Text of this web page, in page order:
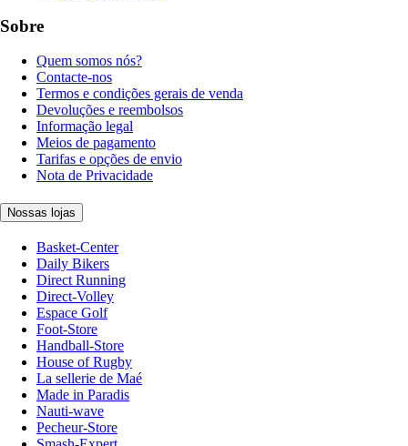
Sobre
Quem somos nós?
Contacte-nos
Termos e condições gerais de venda
Devoluções e reembolsos
Informação legal
Meios de pagamento
Tarifas e opções de envio
Nota de Privacidade
Nossas lojas
Basket-Center
Daily Bikers
Direct Running
Direct-Volley
Espace Golf
Foot-Store
Handball-Store
House of Rugby
La sellerie de Maé
Made in Paradis
Nauti-wave
Pecheur-Store